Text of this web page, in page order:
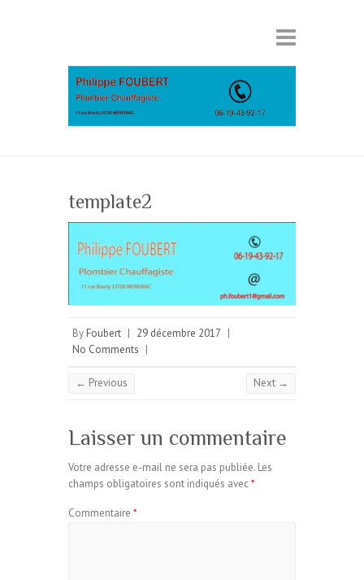
template2
By Foubert | 29 décembre 2017 |
No Comments |
← Previous Next →
Laisser un commentaire
Votre adresse e-mail ne sera pas publiée. Les
champs obligatoires sont indiqués avec*
Commentaire *